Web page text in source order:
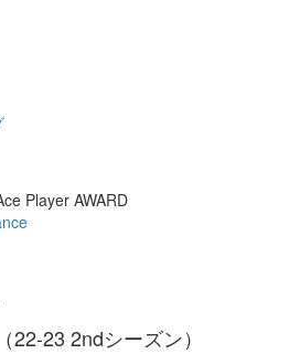
Player AWARD
（22-23 2ndシーズン）